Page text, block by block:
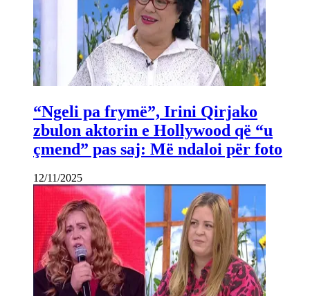
“Ngeli pa frymë”, Irini Qirjako
zbulon aktorin e Hollywood që “u
çmend” pas saj: Më ndaloi për foto
12/11/2025